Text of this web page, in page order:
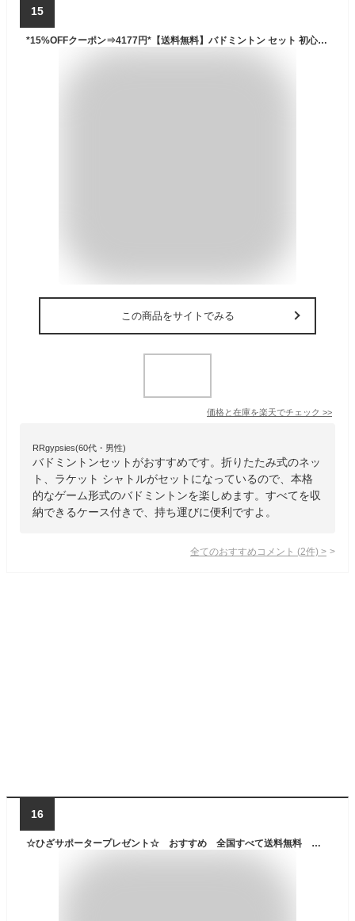
15
*15%OFFクーポン⇒4177円*【送料無料】バドミントン セット 初心者向け バトミントン ネット ポール バドミントン ラケット バドミントン シャトル セット 子供 レジャー アウトドア 練習 全身運動 スポーツ クリスマス プレゼント de111
この商品をサイトでみる
価格と在庫を楽天でチェック >>
RRgypsies(60代・男性)
バドミントンセットがおすすめです。折りたたみ式のネッ
ト、ラケット シャトルがセットになっているので、本格
的なゲーム形式のバドミントンを楽しめます。すべてを収
納できるケース付きで、持ち運びに便利ですよ。
全てのおすすめコメント (2件) >
16
☆ひざサポータープレゼント☆ おすすめ 全国すべて送料無料 スポーツ 子どもから大人まで 軽量 ノーパンク クリスマス 外遊び 三輪 一人遊び オリジナル キッズペダルバイク日本初上陸のNEWスポーツ！！【PB-001】